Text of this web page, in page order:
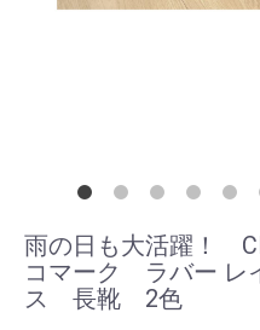
雨の日も大活躍！
コマーク ラバー レ
ス 長靴 2色